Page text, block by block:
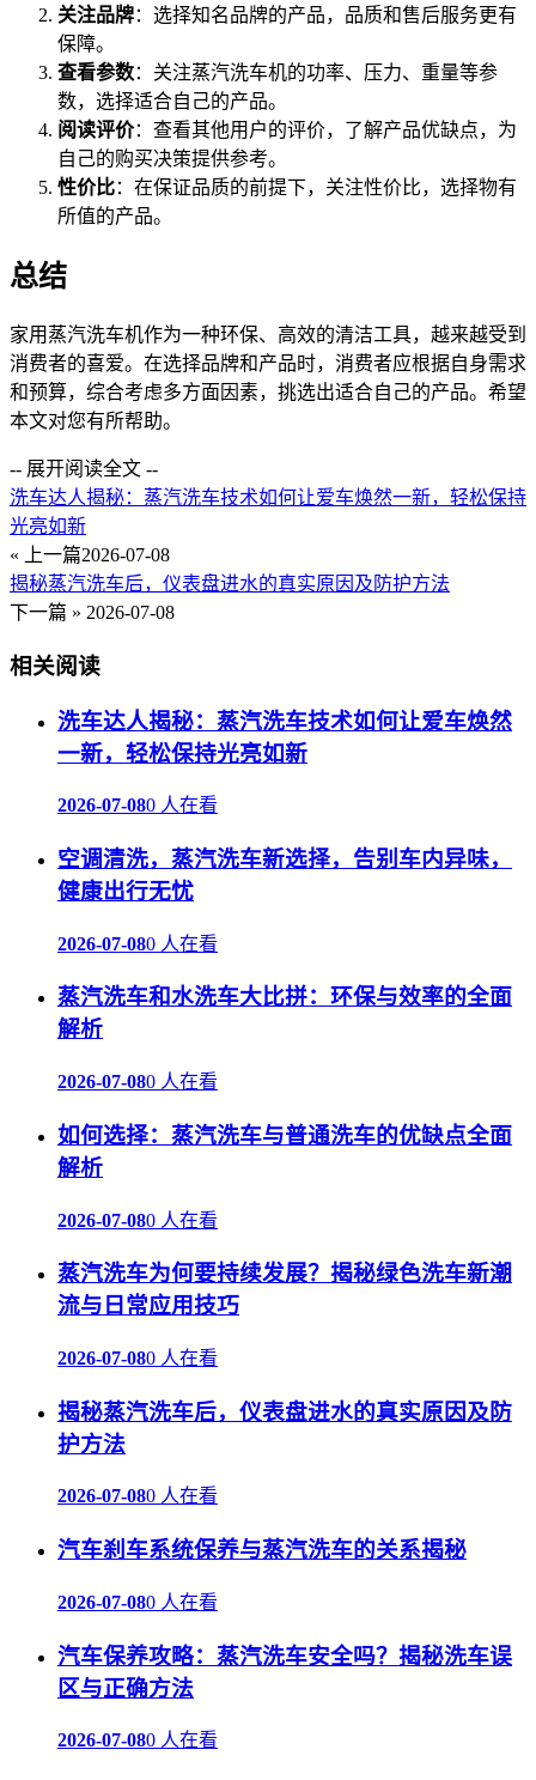
关注品牌：选择知名品牌的产品，品质和售后服务更有
保障。
查看参数：关注蒸汽洗车机的功率、压力、重量等参
数，选择适合自己的产品。
阅读评价：查看其他用户的评价，了解产品优缺点，为
自己的购买决策提供参考。
性价比：在保证品质的前提下，关注性价比，选择物有
所值的产品。
总结
家用蒸汽洗车机作为一种环保、高效的清洁工具，越来越受到
消费者的喜爱。在选择品牌和产品时，消费者应根据自身需求
和预算，综合考虑多方面因素，挑选出适合自己的产品。希望
本文对您有所帮助。
-- 展开阅读全文 --
洗车达人揭秘：蒸汽洗车技术如何让爱车焕然一新，轻松保持
光亮如新
« 上一篇2026-07-08
揭秘蒸汽洗车后，仪表盘进水的真实原因及防护方法
下一篇 » 2026-07-08
相关阅读
洗车达人揭秘：蒸汽洗车技术如何让爱车焕然
一新，轻松保持光亮如新
2026-07-080 人在看
空调清洗，蒸汽洗车新选择，告别车内异味，
健康出行无忧
2026-07-080 人在看
蒸汽洗车和水洗车大比拼：环保与效率的全面
解析
2026-07-080 人在看
如何选择：蒸汽洗车与普通洗车的优缺点全面
解析
2026-07-080 人在看
蒸汽洗车为何要持续发展？揭秘绿色洗车新潮
流与日常应用技巧
2026-07-080 人在看
揭秘蒸汽洗车后，仪表盘进水的真实原因及防
护方法
2026-07-080 人在看
汽车刹车系统保养与蒸汽洗车的关系揭秘
2026-07-080 人在看
汽车保养攻略：蒸汽洗车安全吗？揭秘洗车误
区与正确方法
2026-07-080 人在看